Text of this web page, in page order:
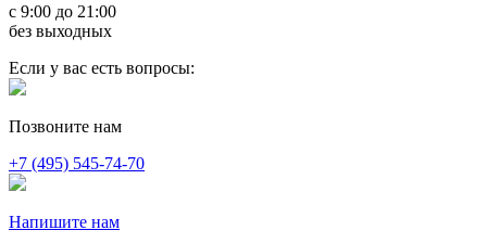
c 9:00 до 21:00
без выходных
Если у вас есть вопросы:
Позвоните нам
+7 (495) 545-74-70
Напишите нам